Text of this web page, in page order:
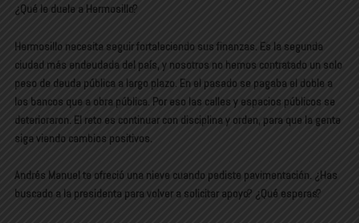
¿Qué le duele a Hermosillo?
Hermosillo necesita seguir fortaleciendo sus finanzas. Es la segunda
ciudad más endeudada del país, y nosotros no hemos contratado un solo
peso de deuda pública a largo plazo. En el pasado se pagaba el doble a
los bancos que a obra pública. Por eso las calles y espacios públicos se
deterioraron. El reto es continuar con disciplina y orden, para que la gente
siga viendo cambios positivos.
Andrés Manuel te ofreció una nieve cuando pediste pavimentación. ¿Has
buscado a la presidenta para volver a solicitar apoyo? ¿Qué esperas?